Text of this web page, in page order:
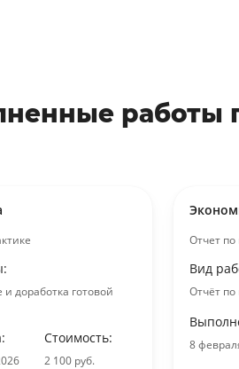
работы
доработка готовой
Стоимость:
2 100 руб.
Отчет по
Вид
Отчёт по
8